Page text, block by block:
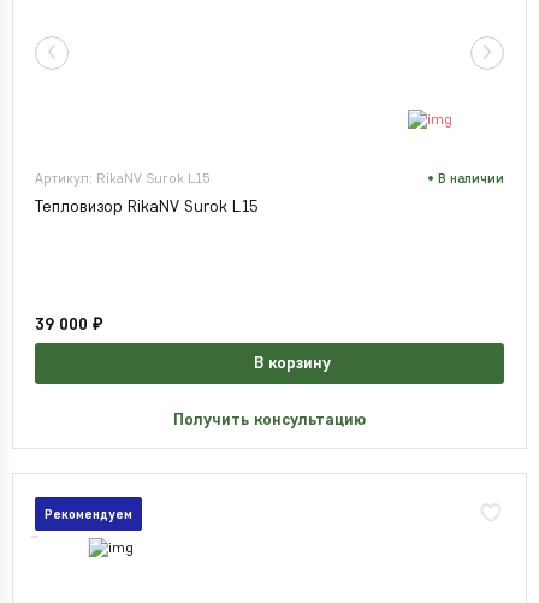
Артикул: RikaNV Surok L15 В наличии
Тепловизор RikaNV Surok L15
39 000 ₽
В корзину
Получить консультацию
Рекомендуем